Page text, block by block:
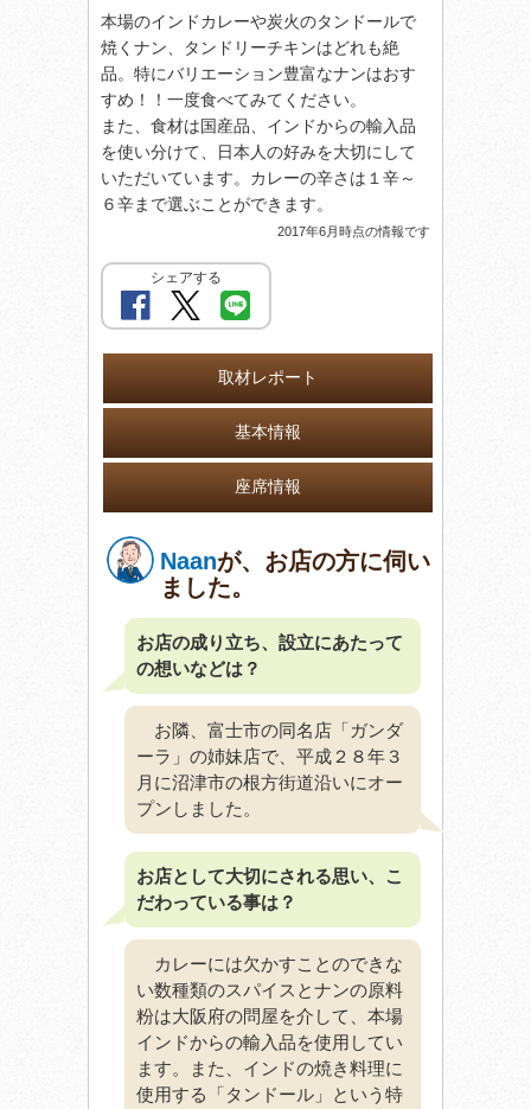
本場のインドカレーや炭火のタンドールで
焼くナン、タンドリーチキンはどれも絶
品。特にバリエーション豊富なナンはおす
すめ！！一度食べてみてください。
また、食材は国産品、インドからの輸入品
を使い分けて、日本人の好みを大切にして
いただいています。カレーの辛さは１辛～
６辛まで選ぶことができます。
2017年6月時点の情報です
シェアする
取材レポート
基本情報
座席情報
Naanが、お店の方に伺い
ました。
お店の成り立ち、設立にあたって
の想いなどは？
お隣、富士市の同名店「ガンダ
ーラ」の姉妹店で、平成２８年３
月に沼津市の根方街道沿いにオー
プンしました。
お店として大切にされる思い、こ
だわっている事は？
カレーには欠かすことのできな
い数種類のスパイスとナンの原料
粉は大阪府の問屋を介して、本場
インドからの輸入品を使用してい
ます。また、インドの焼き料理に
使用する「タンドール」という特